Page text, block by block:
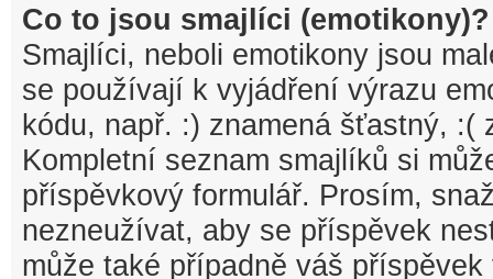
Co to jsou smajlíci (emotikony)?
Smajlíci, neboli emotikony jsou
se používají k vyjádření výrazu
kódu, např. :) znamená šťastný, :(
Kompletní seznam smajlíků si
příspěvkový formulář. Prosím,
nezneužívat, aby se příspěvek
může také případně váš